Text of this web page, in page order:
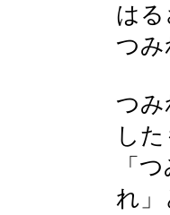
は
つ
つ
し
「
れ」